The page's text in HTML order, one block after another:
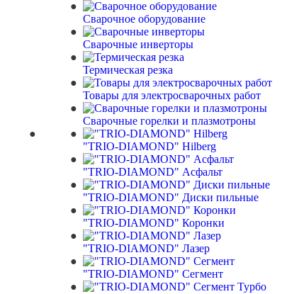
Сварочное оборудование
Сварочные инверторы
Термическая резка
Товары для электросварочных работ
Сварочные горелки и плазмотроны
"TRIO-DIAMOND" Hilberg
"TRIO-DIAMOND" Асфальт
"TRIO-DIAMOND" Диски пильные
"TRIO-DIAMOND" Коронки
"TRIO-DIAMOND" Лазер
"TRIO-DIAMOND" Сегмент